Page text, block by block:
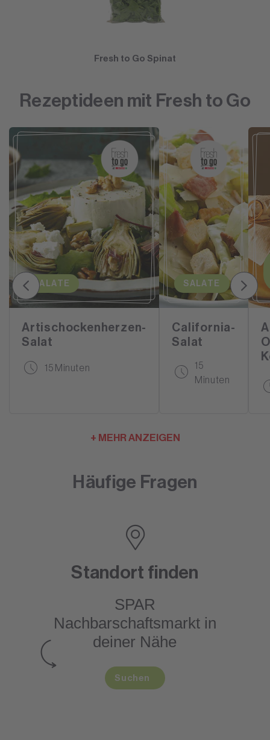
Fresh to Go Spinat
Rezeptideen mit Fresh to Go
SALATE
Artischockenherzen-
Salat
15 Minuten
SALATE
California-
Salat
15
Minuten
+ MEHR ANZEIGEN
Häufige Fragen
Standort finden
SPAR
Nachbarschaftsmarktin
deiner Nähe
Suchen